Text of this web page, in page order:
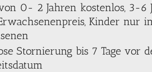
0- 2 Jahren kostenlos, 3-6
Kinder nur
Stornierung bis 7 Tage vor